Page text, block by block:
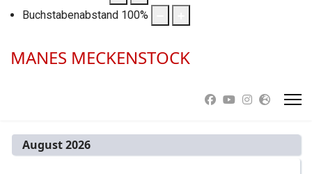
Buchstabenabstand 100%
MANES MECKENSTOCK
August 2026